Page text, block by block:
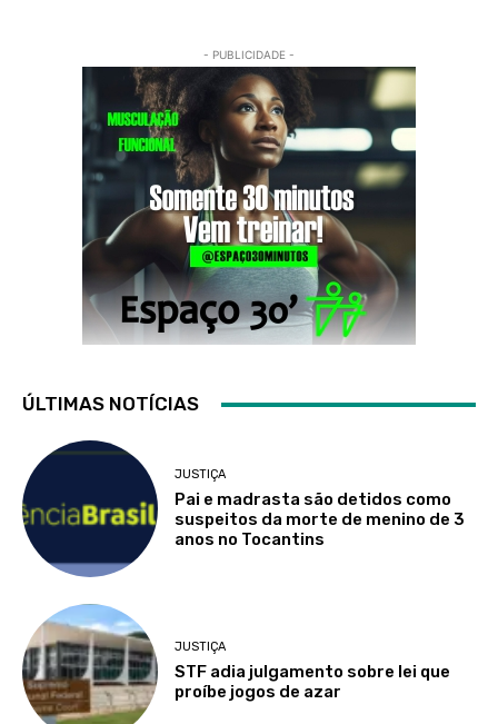
- PUBLICIDADE -
ÚLTIMAS NOTÍCIAS
JUSTIÇA
Pai e madrasta são detidos como
suspeitos da morte de menino de 3
anos no Tocantins
JUSTIÇA
STF adia julgamento sobre lei que
proíbe jogos de azar